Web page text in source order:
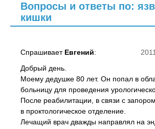
Вопросы и ответы по:
кишки
Спрашивает Евгений:
Добрый день.
Моему дедушке 80 лет. Он попал в
больницу для проведения
После реабилитации, в связи с
в проктологическое отделение.
Лечащий врач дважды направлял на